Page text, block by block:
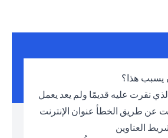
يسبب هذا؟
نقرت عليه قديمًا ولم يعد يعمل
عن طريق الخطأ عنوان الإنترنت